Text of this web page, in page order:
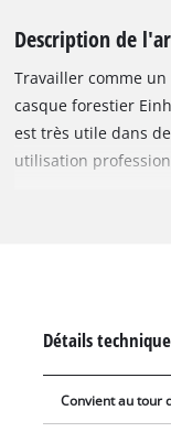
Description de
Travailler comme
casque forestier
est très utile dans
utilisation
sécurité restent la
est ainsi
hauteur, afin de
utilisateur.
Détails
Convient au tour